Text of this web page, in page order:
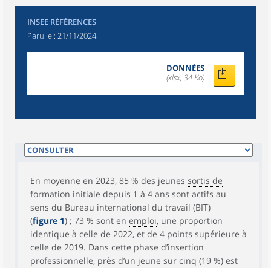
INSEE RÉFÉRENCES
Paru le : 21/11/2024
DONNÉES
(xlsx, 34 Ko)
En moyenne en 2023, 85 % des jeunes sortis de
formation initiale depuis 1 à 4 ans sont actifs au
sens du Bureau international du travail (BIT)
(figure 1) ; 73 % sont en emploi, une proportion
identique à celle de 2022, et de 4 points supérieure à
celle de 2019. Dans cette phase d’insertion
professionnelle, près d’un jeune sur cinq (19 %) est